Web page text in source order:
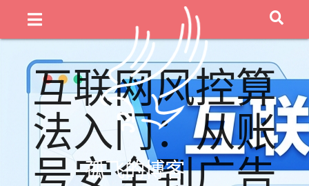
孤飞的博客
互联网风控算
法入门：从账
号安全到广告